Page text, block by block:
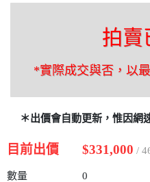
拍賣
*實際成交與否，以
＊出價會自動更新，惟因網
目前出價 $331,000 /
數量
0